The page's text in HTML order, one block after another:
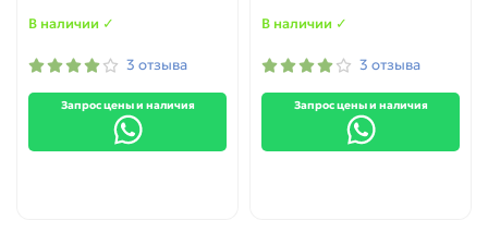
В наличии ✓
3 отзыва
Запрос цены и наличия
В наличии ✓
3 отзыва
Запрос цены и наличия